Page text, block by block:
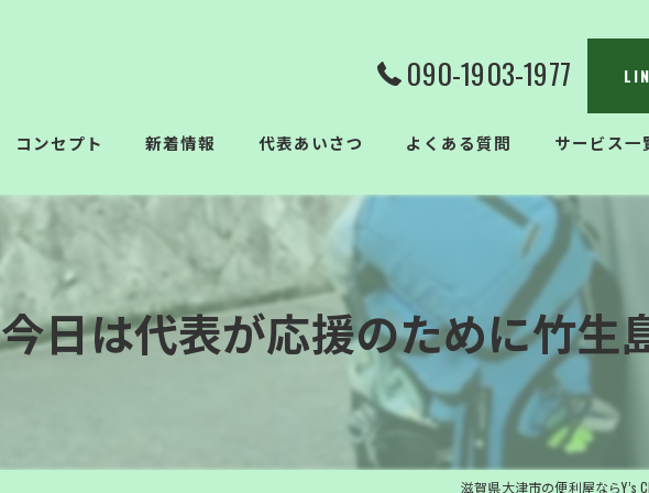
090-1903-1977
コンセプト 新着情報 代表あいさつ よくある質問 サービス一
今日は代表が応援のために竹
滋賀県大津市の便利屋ならY’s